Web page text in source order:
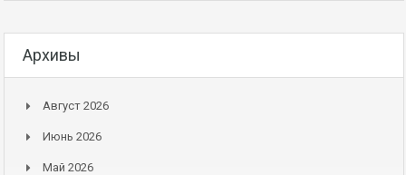
Архивы
Август 2026
Июнь 2026
Май 2026